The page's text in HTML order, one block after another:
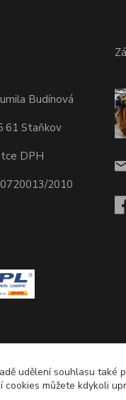
Budínová
61 Staňkov
DPH
2010
udělení souhlasu také
cookies můžete kdykoli